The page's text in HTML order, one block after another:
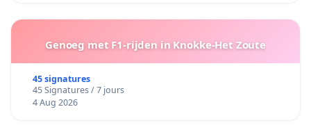
Genoeg met F1-rijden in Knokke-Het Zoute
45 signatures
45 Signatures / 7 jours
4 Aug 2026